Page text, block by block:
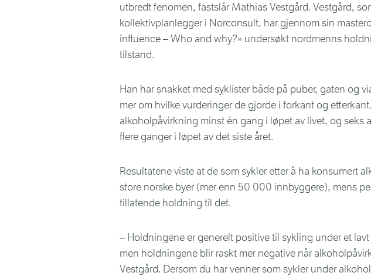
utbredt fenomen, fastslår Mathias Vestgård. Vestgård,
kollektivplanlegger i Norconsult, har gjennom sin
influence – Who and why?» undersøkt nordmenns
tilstand.
Han har snakket med syklister både på puber, gaten og
mer om hvilke vurderinger de gjorde i forkant og
alkoholpåvirkning minst én gang i løpet av livet, og seks
flere ganger i løpet av det siste året.
Resultatene viste at de som sykler etter å ha konsumert
store norske byer (mer enn 50 000 innbyggere), mens
tillatende holdning til det.
– Holdningene er generelt positive til sykling under et
men holdningene blir raskt mer negative når
Vestgård. Dersom du har venner som sykler under